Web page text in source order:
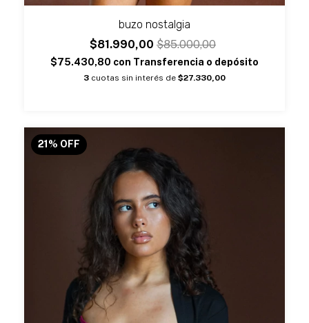
buzo nostalgia
$81.990,00 $85.000,00
$75.430,80 con Transferencia o depósito
3 cuotas sin interés de $27.330,00
21 % OFF